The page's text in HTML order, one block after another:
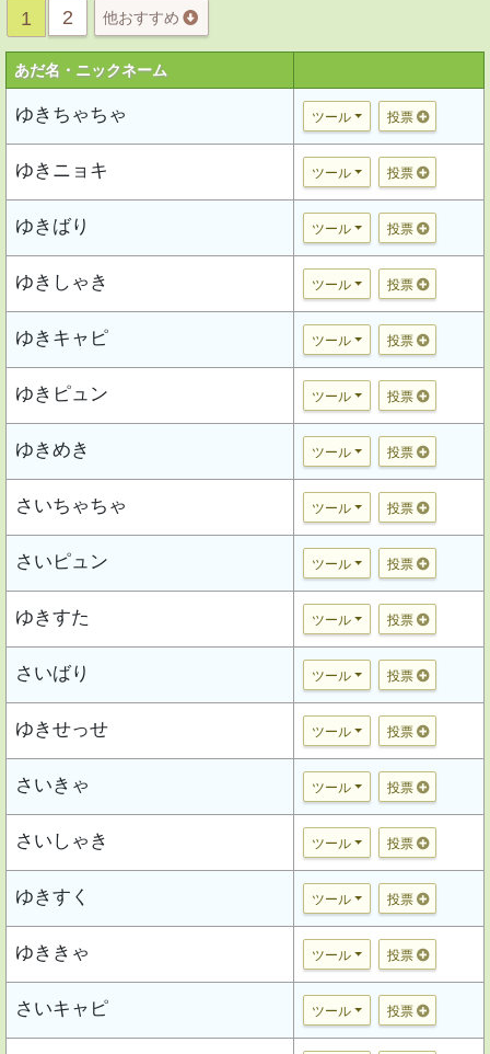
1 2 他おすすめ
あだ名・ニックネーム
ゆきちゃちゃ ツール 投票
ゆきニョキ ツール 投票
ゆきばり ツール 投票
ゆきしゃき ツール 投票
ゆきキャピ ツール 投票
ゆきピュン ツール 投票
ゆきめき ツール 投票
さいちゃちゃ ツール 投票
さいピュン ツール 投票
ゆきすた ツール 投票
さいばり ツール 投票
ゆきせっせ ツール 投票
さいきゃ ツール 投票
さいしゃき ツール 投票
ゆきすく ツール 投票
ゆききゃ ツール 投票
さいキャピ ツール 投票